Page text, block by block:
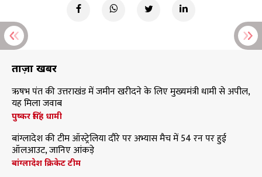
ताज़ा खबरें
ऋषभ पंत की उत्तराखंड में जमीन खरीदने के लिए मुख्यमंत्री धामी से अपील,
यह मिला जवाब
पुष्कर सिंह धामी
बांग्लादेश की टीम ऑस्ट्रेलिया दौरे पर अभ्यास मैच में 54 रन पर हुई
ऑलआउट, जानिए आंकड़े
बांग्लादेश क्रिकेट टीम